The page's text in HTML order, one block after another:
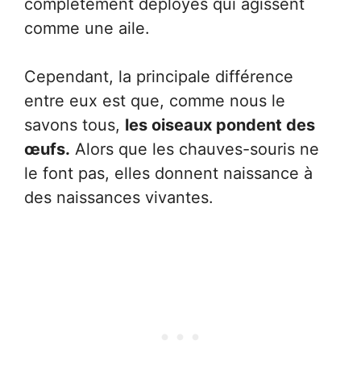
complètement déployés qui agissent
comme une aile.
Cependant, la principale différence
entre eux est que, comme nous le
savons tous, les oiseaux pondent des
œufs. Alors que les chauves-souris ne
le font pas, elles donnent naissance à
des naissances vivantes.